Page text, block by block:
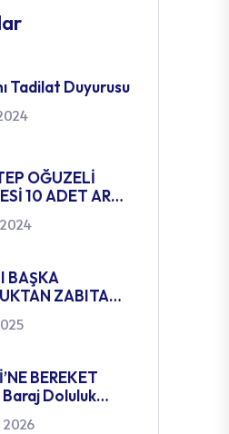
Tadilat Duyurusu
OĞUZELİ
10 ADET ARSA
İLANI
BAŞKA
ZABITA
GEÇİŞ
BEREKET
Baraj Doluluk
Güldürüyor